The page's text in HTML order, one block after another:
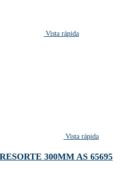
Vista rápida
Vista rápida
300MM AS 65695